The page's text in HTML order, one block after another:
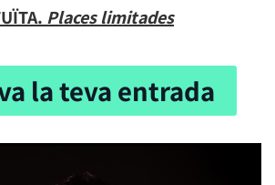
Places limitades
la teva entrada